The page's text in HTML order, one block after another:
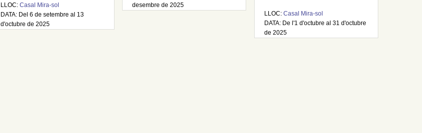
LLOC: Casal Mira-sol
DATA: Del 6 de setembre al 13
d'octubre de 2025
desembre de 2025
LLOC: Casal Mira-sol
DATA: De l'1 d'octubre al 31 d'octubre
de 2025